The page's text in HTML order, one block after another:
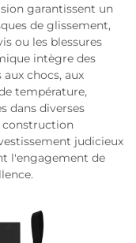
garantissent un
de glissement,
ou les blessures
intègre des
chocs, aux
température,
dans diverses
construction
judicieux
l'engagement de